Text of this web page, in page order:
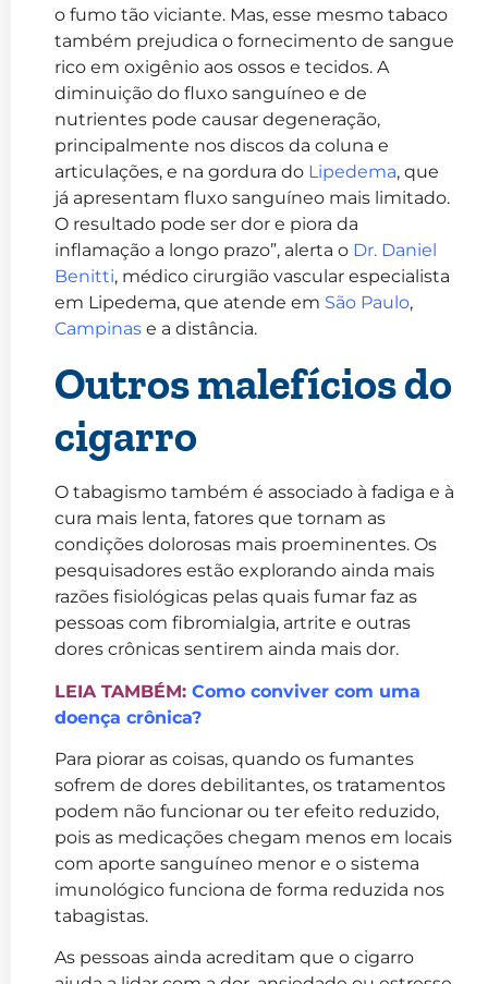
o fumo tão viciante. Mas, esse mesmo tabaco
também prejudica o fornecimento de sangue
rico em oxigênio aos ossos e tecidos. A
diminuição do fluxo sanguíneo e de
nutrientes pode causar degeneração,
principalmente nos discos da coluna e
articulações, e na gordura do Lipedema, que
já apresentam fluxo sanguíneo mais limitado.
O resultado pode ser dor e piora da
inflamação a longo prazo”, alerta o Dr. Daniel
Benitti, médico cirurgião vascular especialista
em Lipedema, que atende em São Paulo,
Campinas e a distância.
Outros malefícios do
cigarro
O tabagismo também é associado à fadiga e à
cura mais lenta, fatores que tornam as
condições dolorosas mais proeminentes. Os
pesquisadores estão explorando ainda mais
razões fisiológicas pelas quais fumar faz as
pessoas com fibromialgia, artrite e outras
dores crônicas sentirem ainda mais dor.
LEIA TAMBÉM: Como conviver com uma
doença crônica?
Para piorar as coisas, quando os fumantes
sofrem de dores debilitantes, os tratamentos
podem não funcionar ou ter efeito reduzido,
pois as medicações chegam menos em locais
com aporte sanguíneo menor e o sistema
imunológico funciona de forma reduzida nos
tabagistas.
As pessoas ainda acreditam que o cigarro